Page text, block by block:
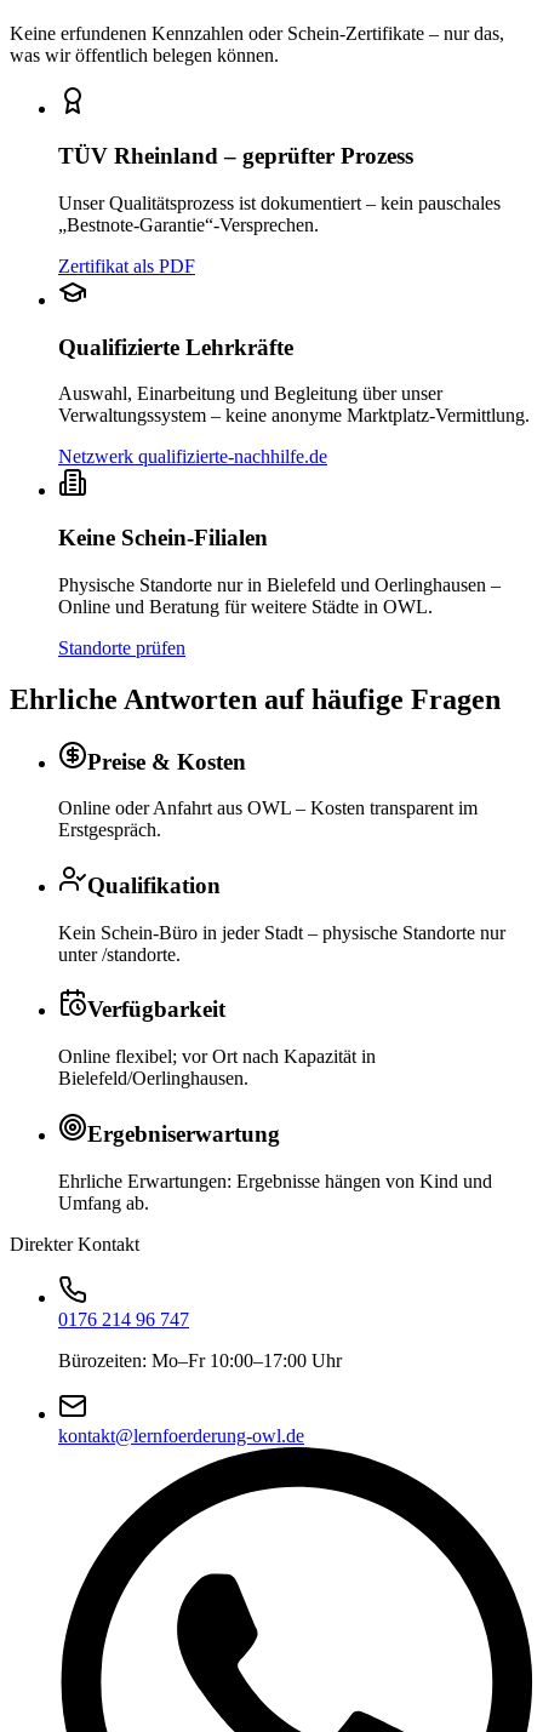
Keine erfundenen Kennzahlen oder Schein-Zertifikate – nur das,
was wir öffentlich belegen können.
TÜV Rheinland – geprüfter Prozess
Unser Qualitätsprozess ist dokumentiert – kein pauschales
„Bestnote-Garantie“-Versprechen.
Zertifikat als PDF
Qualifizierte Lehrkräfte
Auswahl, Einarbeitung und Begleitung über unser
Verwaltungssystem – keine anonyme Marktplatz-Vermittlung.
Netzwerk qualifizierte-nachhilfe.de
Keine Schein-Filialen
Physische Standorte nur in Bielefeld und Oerlinghausen –
Online und Beratung für weitere Städte in OWL.
Standorte prüfen
Ehrliche Antworten auf häufige Fragen
Preise & Kosten
Online oder Anfahrt aus OWL – Kosten transparent im
Erstgespräch.
Qualifikation
Kein Schein-Büro in jeder Stadt – physische Standorte nur
unter /standorte.
Verfügbarkeit
Online flexibel; vor Ort nach Kapazität in
Bielefeld/Oerlinghausen.
Ergebniserwartung
Ehrliche Erwartungen: Ergebnisse hängen von Kind und
Umfang ab.
Direkter Kontakt
0176 214 96 747
Bürozeiten: Mo–Fr 10:00–17:00 Uhr
kontakt@lernfoerderung-owl.de